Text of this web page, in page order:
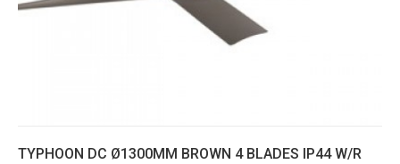
TYPHOON DC Ø1300MM BROWN 4 BLADES IP44 W/R